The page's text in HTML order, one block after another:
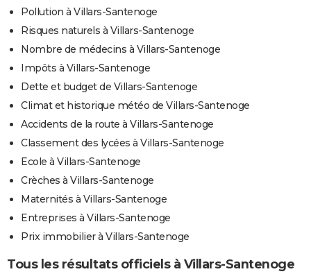
Pollution à Villars-Santenoge
Risques naturels à Villars-Santenoge
Nombre de médecins à Villars-Santenoge
Impôts à Villars-Santenoge
Dette et budget de Villars-Santenoge
Climat et historique météo de Villars-Santenoge
Accidents de la route à Villars-Santenoge
Classement des lycées à Villars-Santenoge
Ecole à Villars-Santenoge
Crèches à Villars-Santenoge
Maternités à Villars-Santenoge
Entreprises à Villars-Santenoge
Prix immobilier à Villars-Santenoge
Tous les résultats officiels à Villars-Santenoge